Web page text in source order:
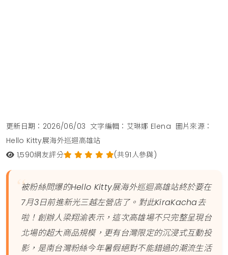
更新日期：2026/06/03 文字編輯：艾琳娜 Elena 圖片來源：
Hello Kitty展海外巡迴高雄站
1,590網友評分 (共91人參與)
被粉絲問爆的Hello Kitty展海外巡迴高雄站終於要在
7月3日前進新光三越左營店了。對此KiraKacha去
啦！創辦人梁翔渝表示，這次高雄場不只完整呈現台
北場的超大商品規模，更有台灣限定的沉浸式互動投
影，是南台灣粉絲今年暑假絕對不能錯過的潮流生活